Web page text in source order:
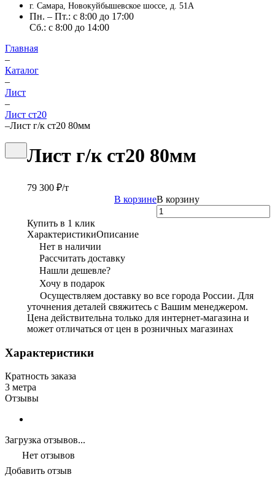
г. Самара, Новокуйбышевское шоссе, д. 51А
Пн. – Пт.: с 8:00 до 17:00
Cб.: с 8:00 до 14:00
Главная
–
Каталог
–
Лист
–
Лист ст20
–Лист г/к ст20 80мм
Лист г/к ст20 80мм
79 300 ₽/т
В корзину
В корзине
Купить в 1 клик
ХарактеристикиОписание
Нет в наличии
Рассчитать доставку
Нашли дешевле?
Хочу в подарок
Осуществляем доставку во все города России. Для
уточнения деталей свяжитесь с Вашим менеджером.
Цена действительна только для интернет-магазина и
может отличаться от цен в розничных магазинах
Характеристики
Кратность заказа
3 метра
Отзывы
Загрузка отзывов...
Нет отзывов
Добавить отзыв